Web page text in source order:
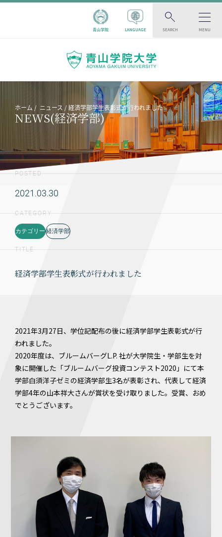
青山学院 LANGUAGE SEARCH MENU
ホーム ニュース 経済学部学生表彰式が行われました
NEWS(経済学部)
POSTED
2021.03.30
CATEGORY
カテゴリー 経済学部
TITLE
経済学部学生表彰式が行われました
2021年3月27日、学位記配布の後に経済学部学生表彰式が行
われました。
2020年度は、ブルームバーグL.P. 社が大学院生・学部生を対
象に開催した「ブルームバーグ投資コンテスト2020」にて本
学部白須洋子ゼミの経済学部生3名が表彰され、代表して経済
学部4年の山本祥大さんが賞状を受け取りました。受賞、おめ
でとうございます。